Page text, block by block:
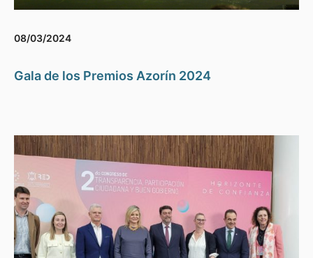
08/03/2024
Gala de los Premios Azorín 2024